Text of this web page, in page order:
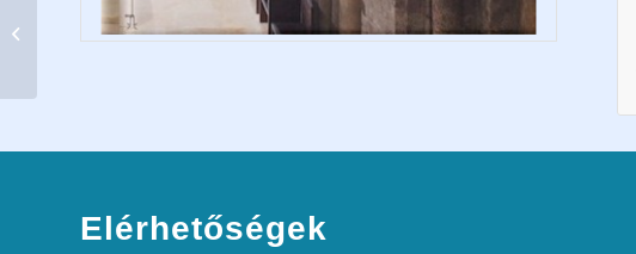
Elérhetőségek
Levelek egy pápához